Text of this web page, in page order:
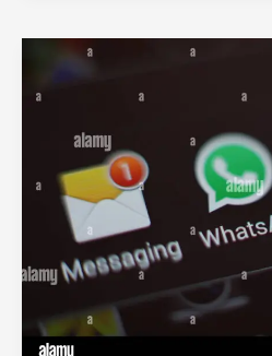
Compatíveis
com
Para
Melhor
Desempenho